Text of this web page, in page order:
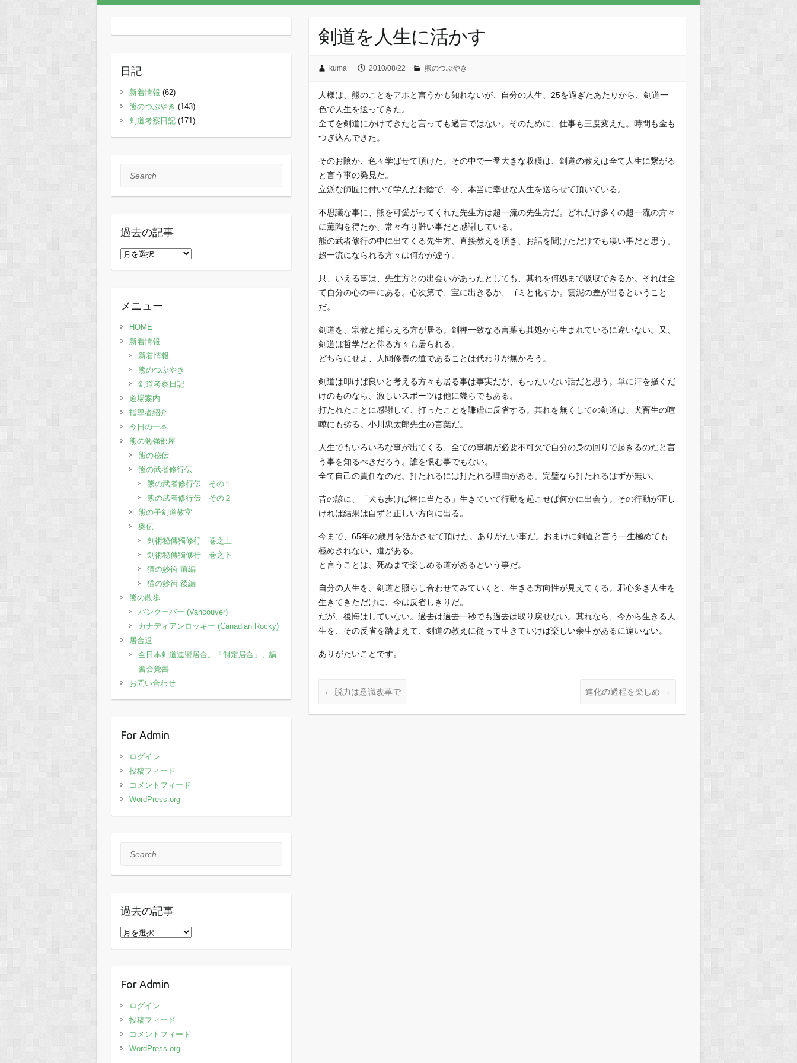
剣道を人生に活かす
kuma 2010/08/22 熊のつぶやき
人様は、熊のことをアホと言うかも知れないが、自分の人生、25を過ぎたあたりから、剣道一
色で人生を送ってきた。
全てを剣道にかけてきたと言っても過言ではない。そのために、仕事も三度変えた。時間も金も
つぎ込んできた。
そのお陰か、色々学ばせて頂けた。その中で一番大きな収穫は、剣道の教えは全て人生に繋がる
と言う事の発見だ。
立派な師匠に付いて学んだお陰で、今、本当に幸せな人生を送らせて頂いている。
不思議な事に、熊を可愛がってくれた先生方は超一流の先生方だ。どれだけ多くの超一流の方々
に薫陶を得たか、常々有り難い事だと感謝している。
熊の武者修行の中に出てくる先生方、直接教えを頂き、お話を聞けただけでも凄い事だと思う。
超一流になられる方々は何かが違う。
只、いえる事は、先生方との出会いがあったとしても、其れを何処まで吸収できるか。それは全
て自分の心の中にある。心次第で、宝に出きるか、ゴミと化すか。雲泥の差が出るということ
だ。
剣道を、宗教と捕らえる方が居る。剣禅一致なる言葉も其処から生まれているに違いない。又、
剣道は哲学だと仰る方々も居られる。
どちらにせよ、人間修養の道であることは代わりが無かろう。
剣道は叩けば良いと考える方々も居る事は事実だが、もったいない話だと思う。単に汗を掻くだ
けのものなら、激しいスポーツは他に幾らでもある。
打たれたことに感謝して、打ったことを謙虚に反省する。其れを無くしての剣道は、犬畜生の喧
嘩にも劣る。小川忠太郎先生の言葉だ。
人生でもいろいろな事が出てくる、全ての事柄が必要不可欠で自分の身の回りで起きるのだと言
う事を知るべきだろう。誰を恨む事でもない。
全て自己の責任なのだ。打たれるには打たれる理由がある。完璧なら打たれるはずが無い。
昔の諺に、「犬も歩けば棒に当たる」生きていて行動を起こせば何かに出会う。その行動が正し
ければ結果は自ずと正しい方向に出る。
今まで、65年の歳月を活かさせて頂けた。ありがたい事だ。おまけに剣道と言う一生極めても
極めきれない、道がある。
と言うことは、死ぬまで楽しめる道があるという事だ。
自分の人生を、剣道と照らし合わせてみていくと、生きる方向性が見えてくる。邪心多き人生を
生きてきただけに、今は反省しきりだ。
だが、後悔はしていない。過去は過去一秒でも過去は取り戻せない。其れなら、今から生きる人
生を、その反省を踏まえて、剣道の教えに従って生きていけば楽しい余生があるに違いない。
ありがたいことです。
← 脱力は意識改革で 進化の過程を楽しめ →
日記
新着情報 (62)
熊のつぶやき (143)
剣道考察日記 (171)
Search
過去の記事
過
事
メニュー
HOME
新着情報
新着情報
熊のつぶやき
剣道考察日記
道場案内
指導者紹介
今日の一本
熊の勉強部屋
熊の秘伝
熊の武者修行伝
熊の武者修行伝 その１
熊の武者修行伝 その２
熊の子剣道教室
奥伝
剣術秘傳獨修行 巻之上
剣術秘傳獨修行 巻之下
猫の妙術 前編
猫の妙術 後編
熊の散歩
バンクーバー (Vancouver)
カナディアンロッキー (Canadian Rocky)
居合道
全日本剣道連盟居合。「制定居合」、講
習会覚書
お問い合わせ
For Admin
ログイン
投稿フィード
コメントフィード
WordPress.org
Search
過去の記事
過
事
For Admin
ログイン
投稿フィード
コメントフィード
WordPress.org